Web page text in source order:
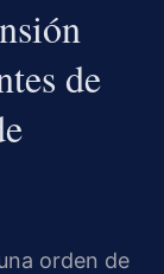
de
orden de